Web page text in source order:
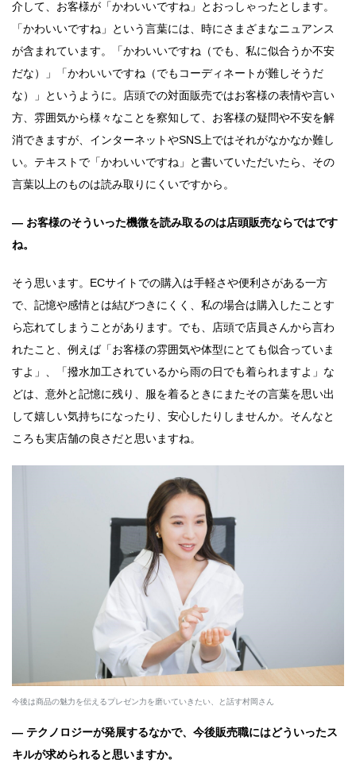
介して、お客様が「かわいいですね」とおっしゃったとします。
「かわいいですね」という言葉には、時にさまざまなニュアンス
が含まれています。「かわいいですね（でも、私に似合うか不安
だな）」「かわいいですね（でもコーディネートが難しそうだ
な）」というように。店頭での対面販売ではお客様の表情や言い
方、雰囲気から様々なことを察知して、お客様の疑問や不安を解
消できますが、インターネットやSNS上ではそれがなかなか難し
い。テキストで「かわいいですね」と書いていただいたら、その
言葉以上のものは読み取りにくいですから。
― お客様のそういった機微を読み取るのは店頭販売ならではです
ね。
そう思います。ECサイトでの購入は手軽さや便利さがある一方
で、記憶や感情とは結びつきにくく、私の場合は購入したことす
ら忘れてしまうことがあります。でも、店頭で店員さんから言わ
れたこと、例えば「お客様の雰囲気や体型にとても似合っていま
すよ」、「撥水加工されているから雨の日でも着られますよ」な
どは、意外と記憶に残り、服を着るときにまたその言葉を思い出
して嬉しい気持ちになったり、安心したりしませんか。そんなと
ころも実店舗の良さだと思いますね。
今後は商品の魅力を伝えるプレゼン力を磨いていきたい、と話す村岡さん
― テクノロジーが発展するなかで、今後販売職にはどういったス
キルが求められると思いますか。